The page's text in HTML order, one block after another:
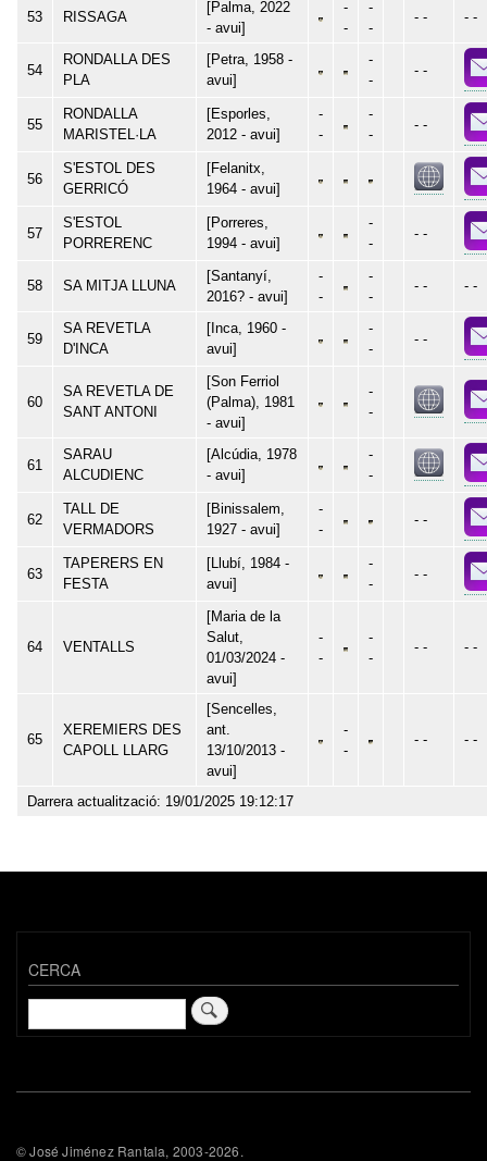
53 RISSAGA
[Palma, 2022
- avui]
-
-
-
-
- - - -
54
RONDALLA DES
PLA
[Petra, 1958 -
avui]
-
-
- -
55
RONDALLA
MARISTEL·LA
[Esporles,
2012 - avui]
-
-
-
-
- -
56
S'ESTOL DES
GERRICÓ
[Felanitx,
1964 - avui]
57
S'ESTOL
PORRERENC
[Porreres,
1994 - avui]
-
-
- -
58 SA MITJA LLUNA
[Santanyí,
2016? - avui]
-
-
-
-
- - - -
59
SA REVETLA
D'INCA
[Inca, 1960 -
avui]
-
-
- -
60
SA REVETLA DE
SANT ANTONI
[Son Ferriol
(Palma), 1981
- avui]
-
-
61
SARAU
ALCUDIENC
[Alcúdia, 1978
- avui]
-
-
62
TALL DE
VERMADORS
[Binissalem,
1927 - avui]
-
-
- -
63
TAPERERS EN
FESTA
[Llubí, 1984 -
avui]
-
-
- -
64 VENTALLS
[Maria de la
Salut,
01/03/2024 -
avui]
-
-
-
-
- - - -
65
XEREMIERS DES
CAPOLL LLARG
[Sencelles,
ant.
13/10/2013 -
avui]
-
-
- - - -
Darrera actualització: 19/01/2025 19:12:17
CERCA
Cerca
© José Jiménez Rantala, 2003-2026.